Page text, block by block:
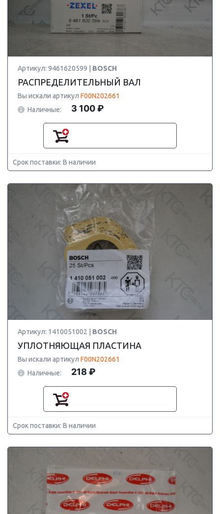
Артикул: 9461620599 | BOSCH
РАСПРЕДЕЛИТЕЛЬНЫЙ ВАЛ
Вы искали артикул F00N202661
Наличные:
3 100 ₽
Срок поставки: В наличии
Артикул: 1410051002 | BOSCH
УПЛОТНЯЮЩАЯ ПЛАСТИНА
Вы искали артикул F00N202661
Наличные:
218 ₽
Срок поставки: В наличии